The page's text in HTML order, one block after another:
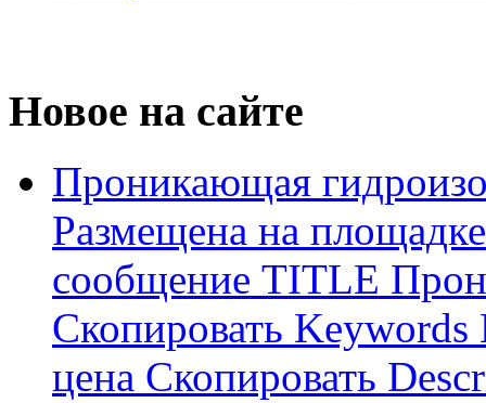
Новое на сайте
Проникающая
Размещена на
сообщение TITLE
Скопировать
цена Скопировать